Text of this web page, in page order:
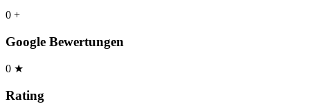
0 +
Google Bewertungen
0 ★
Rating